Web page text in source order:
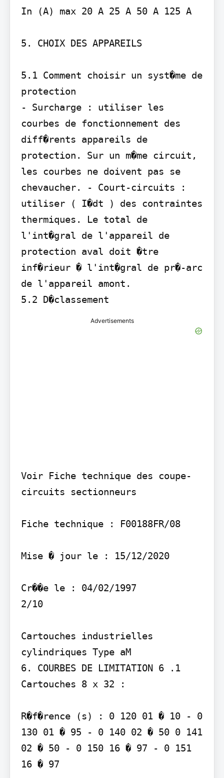
In (A) max 20 A 25 A 50 A 125 A
5. CHOIX DES APPAREILS
5.1 Comment choisir un syst�me de
protection
- Surcharge : utiliser les
courbes de fonctionnement des
diff�rents appareils de
protection. Sur un m�me circuit,
les courbes ne doivent pas se
chevaucher. - Court-circuits :
utiliser ( I�dt ) des contraintes
thermiques. Le total de
l'int�gral de l'appareil de
protection aval doit �tre
inf�rieur � l'int�gral de pr�-arc
de l'appareil amont.
5.2 D�classement
Advertisements
Voir Fiche technique des coupe-
circuits sectionneurs
Fiche technique : F00188FR/08
Mise � jour le : 15/12/2020
Cr��e le : 04/02/1997
2/10
Cartouches industrielles
cylindriques Type aM
6. COURBES DE LIMITATION 6 .1
Cartouches 8 x 32 :
R�f�rence (s) : 0 120 01 � 10 - 0
130 01 � 95 - 0 140 02 � 50 0 141
02 � 50 - 0 150 16 � 97 - 0 151
16 � 97